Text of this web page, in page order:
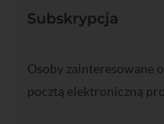
Subskrypcja
Osoby zainteresowane
pocztą elektroniczną